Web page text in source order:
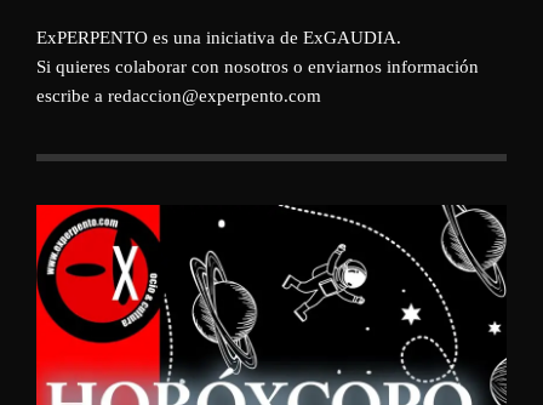
ExPERPENTO es una iniciativa de ExGAUDIA.
Si quieres colaborar con nosotros o enviarnos información
escribe a redaccion@experpento.com